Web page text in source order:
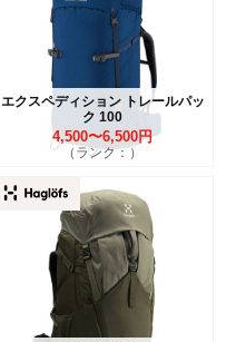
エクスペディション トレールパッ
ク 100
4,500〜6,500円
（ランク：）